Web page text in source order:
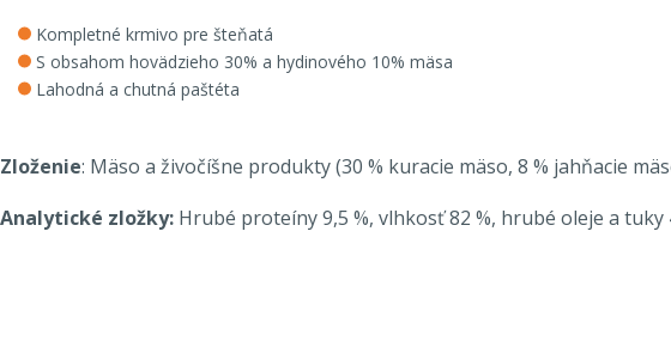
Kompletné krmivo pre šteňatá
S obsahom hovädzieho 30% a hydinového 10% mäsa
Lahodná a chutná paštéta
Zloženie: Mäso a živočíšne produkty (30 % kuracie mäso, 8 % jahňacie
Analytické zložky: Hrubé proteíny 9,5 %, vlhkosť 82 %, hrubé oleje a